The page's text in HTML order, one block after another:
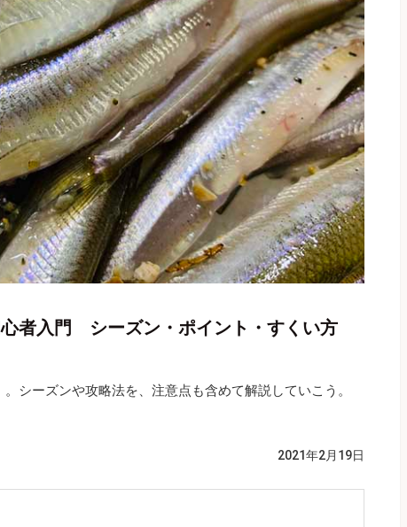
者入門 シーズン・ポイント・すくい方
シーズンや攻略法を、注意点も含めて解説していこう。
2021年2月19日